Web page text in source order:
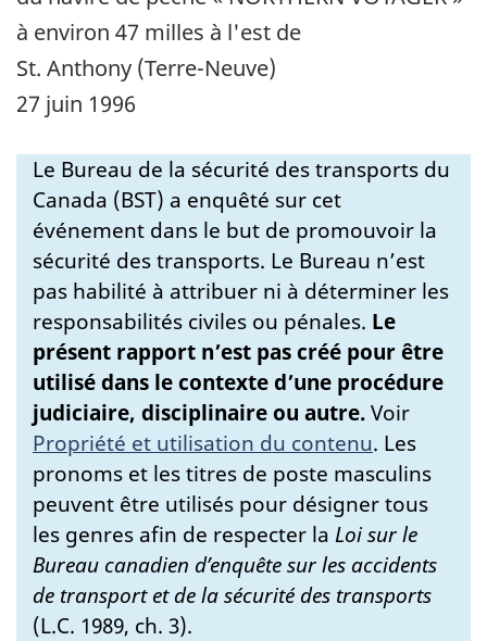
à environ 47 milles à l'est de
St. Anthony (Terre-Neuve)
27 juin 1996
Le Bureau de la sécurité des transports du
Canada (BST) a enquêté sur cet
événement dans le but de promouvoir la
sécurité des transports. Le Bureau n’est
pas habilité à attribuer ni à déterminer les
responsabilités civiles ou pénales. Le
présent rapport n’est pas créé pour être
utilisé dans le contexte d’une procédure
judiciaire, disciplinaire ou autre.Voir
Propriété et utilisation du contenu. Les
pronoms et les titres de poste masculins
peuvent être utilisés pour désigner tous
les genres afin de respecter la Loi sur le
Bureau canadien d’enquête sur les accidents
de transport et de la sécurité des transports
(L.C. 1989, ch. 3).